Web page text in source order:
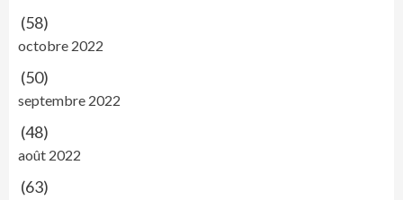
(58)
octobre 2022
(50)
septembre 2022
(48)
août 2022
(63)